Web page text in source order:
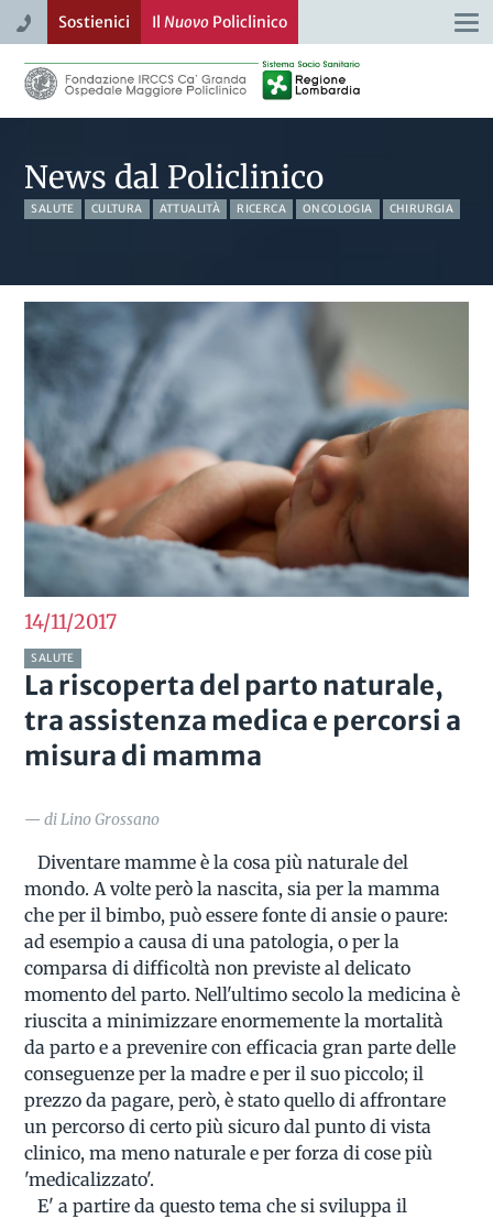
Sostienici Il NuovoPoliclinico
News dal Policlinico
SALUTE CULTURA ATTUALITÀ RICERCA ONCOLOGIA CHIRURGIA
14/112017
SALUTE
La riscoperta del parto naturale,
tra assistenza medica e percorsi a
misura di mamma
— di Lino Grossano
Diventare mamme è la cosa più naturale del
mondo. A volte però la nascita, sia per la mamma
che per il bimbo, può essere fonte di ansie o paure:
ad esempio a causa di una patologia, o per la
comparsa di difficoltà non previste al delicato
momento del parto. Nell'ultimo secolo la medicina è
riuscita a minimizzare enormemente la mortalità
da parto e a prevenire con efficacia gran parte delle
conseguenze per la madre e per il suo piccolo; il
prezzo da pagare, però, è stato quello di affrontare
un percorso di certo più sicuro dal punto di vista
clinico, ma meno naturale e per forza di cose più
'medicalizzato'.
E' a partire da questo tema che si sviluppa il